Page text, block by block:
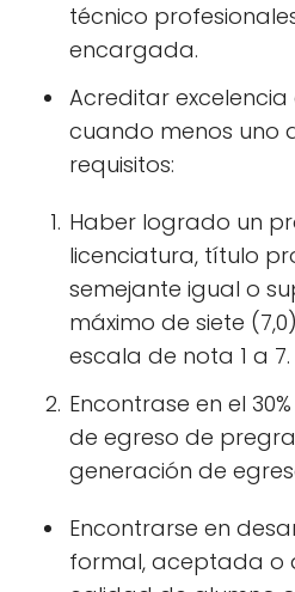
técnico
encargada.
Acreditar
cuando menos uno
requisitos:
Haber logrado un
licenciatura, título
semejante igual o
máximo de siete
escala de nota 1 a 7.
Encontrase en el
de egreso de
generación de
Encontrarse en
formal, aceptada o